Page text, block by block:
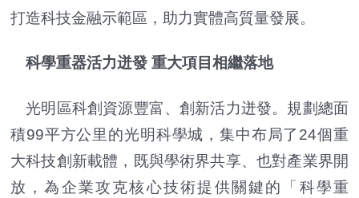
打造科技金融示範區，助力實體高質量發展。
科學重器活力迸發 重大項目相繼落地
光明區科創資源豐富、創新活力迸發。規劃總面
積99平方公里的光明科學城，集中布局了24個重
大科技創新載體，既與學術界共享、也對產業界開
放，為企業攻克核心技術提供關鍵的「科學重